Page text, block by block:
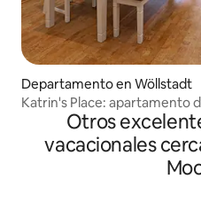
Departamento en Wöllstadt
Katrin's Place: apartamento
Otros
vacacionales